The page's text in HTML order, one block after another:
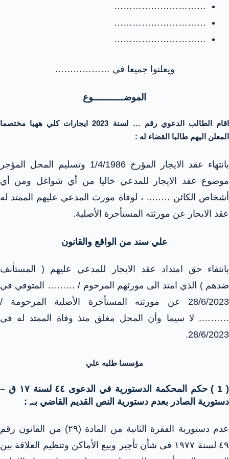
…………………………
…………………………
…………………………
ويعلنوا جميعا في ………………
الموضــــــــــــوع
اقام الطالب الدعوي رقم … لسنة 2023 ايجارات كلي ههيا مختصما
المعلن اليهم طالبا القضاء له :
بانتهاء عقد الايجار المؤرخ 1/4/1986 وتسليم المحل المؤجر
موضوع عقد الايجار للمدعي خاليا من أي شواغل ومن أي
أشخاص الكائن …….. ، لوفاة مورث المدعي عليهم الممتد له
عقد الايجار عن مورثته المستأجرة الأصلية.
علي سند من الواقع والقانون
بانتفاء حق امتداد عقد الايجار للمدعي عليهم ( المستأنف
ضدهم ) الذي امتد الى مورثهم المرحوم / ……… المتوفي في
28/6/2023 عن مورثته المستأجرة الأصلية المرحومة /
………. لا سيما وأن المحل مغلق منذ وفاة الممتد له في
28/6/2023.
مؤسسا طلبه علي
( 1 ) حكم المحكمة الدستورية في الدعوى ٤٤ لسنة ١٧ ق –
دستورية الصادر بعدم دستورية النص القديم القاضي بــ :
عدم دستورية الفقرة الثانية من المادة (٢٩) من القانون رقم
٤٩ لسنة ١٩٧٧ فى شأن تأجير وبيع الأماكن وتنظيم العلاقة بين